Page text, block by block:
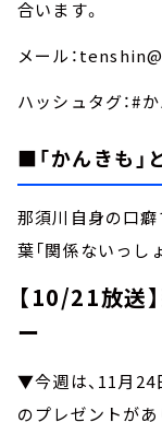
合います。
メール：
ハッシュタグ：#
■「かんきも」
那須川自身の口
葉「関係ないっし
【10/21放送
ー
▼今週は、11月24
のプレゼントがあ